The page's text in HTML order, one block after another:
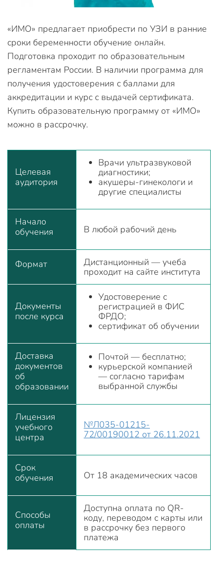
«ИМО» предлагает приобрести по УЗИ в ранние
сроки беременности обучение онлайн.
Подготовка проходит по образовательным
регламентам России. В наличии программа для
получения удостоверения с баллами для
аккредитации и курс с выдачей сертификата.
Купить образовательную программу от «ИМО»
можно в рассрочку.
Целевая
аудитория
Врачи ультразвуковой
диагностики;
акушеры-гинекологи и
другие специалисты
Начало
обучения
В любой рабочий день
Формат
Дистанционный — учеба
проходит на сайте института
Документы
после курса
Удостоверение с
регистрацией в ФИС
ФРДО;
сертификат об обучении
Доставка
документов
об
образовании
Почтой — бесплатно;
курьерской компанией
— согласно тарифам
выбранной службы
Лицензия
учебного
центра
№Л035-01215-
72/00190012 от 26.11.2021
Срок
обучения
От 18 академических часов
Способы
оплаты
Доступна оплата по QR-
коду, переводом с карты или
в рассрочку без первого
платежа